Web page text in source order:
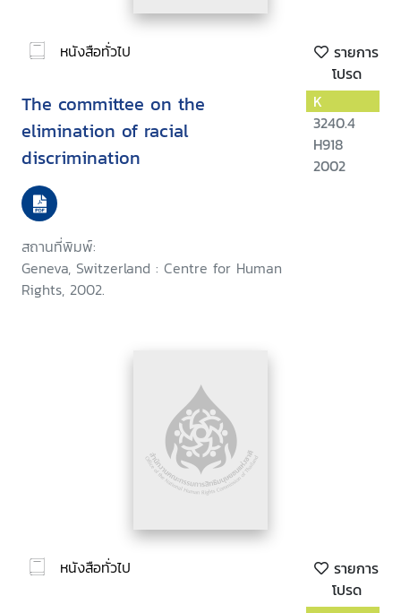
หนังสือทั่วไป
รายการ
โปรด
The committee on the
elimination of racial
discrimination
สถานที่พิมพ์:
Geneva, Switzerland : Centre for Human
Rights, 2002.
K
3240.4
H918
2002
หนังสือทั่วไป
รายการ
โปรด